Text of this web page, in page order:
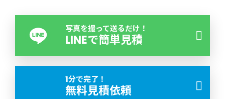
写真を撮って送るだけ！
LINEで簡単見積
1分で完了！
無料見積依頼